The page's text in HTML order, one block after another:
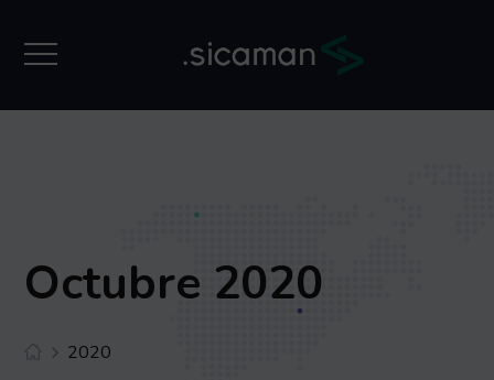
Octubre 2020
2020